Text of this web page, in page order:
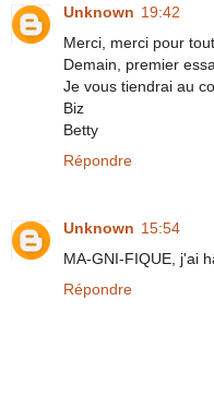
Unknown 19:42
Merci, merci pour
Demain, premier
Je vous tiendrai au
Biz
Betty
Répondre
Unknown 15:54
MA-GNI-FIQUE, j'ai
Répondre